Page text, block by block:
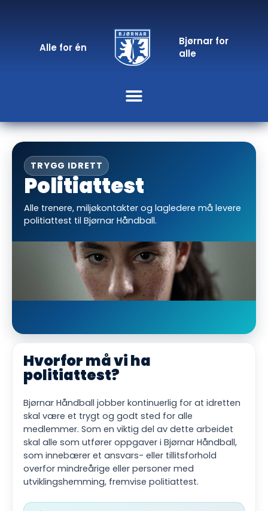
Alle for én
Bjørnar for
alle
TRYGG IDRETT
Politiattest
Alle trenere, miljøkontakter og lagledere må levere
politiattest til Bjørnar Håndball.
Hvorfor må vi ha
politiattest?
Bjørnar Håndball jobber kontinuerlig for at idretten
skal være et trygt og godt sted for alle
medlemmer. Som en viktig del av dette arbeidet
skal alle som utfører oppgaver i Bjørnar Håndball,
som innebærer et ansvars- eller tillitsforhold
overfor mindreårige eller personer med
utviklingshemming, fremvise politiattest.